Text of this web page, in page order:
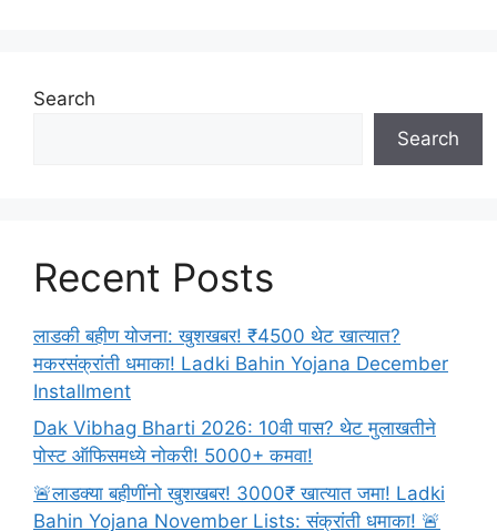
Search
Search
Recent Posts
लाडकी बहीण योजना: खुशखबर! ₹4500 थेट खात्यात?
मकरसंक्रांती धमाका! Ladki Bahin Yojana December
Installment
Dak Vibhag Bharti 2026: 10वी पास? थेट मुलाखतीने
पोस्ट ऑफिसमध्ये नोकरी! 5000+ कमवा!
🚨लाडक्या बहीणींनो खुशखबर! 3000₹ खात्यात जमा! Ladki
Bahin Yojana November Lists: संक्रांती धमाका! 🚨